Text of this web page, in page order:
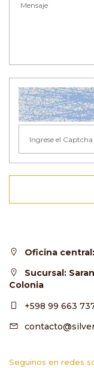
Oficina
Sucursal:
Colonia
+598 99 663
Seguinos en redes